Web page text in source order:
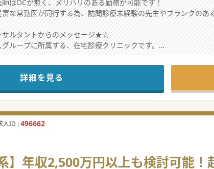
はOCが無く、メリハリのある勤務が可能です！
な常勤医が同行する為、訪問診療未経験の先生やブランクのあ
ルタントからのメッセージ★☆
グループに所属する、在宅診療クリニックです。
まだ数年ですが、グループ内で蓄積されたノウハウをもとに、右
制も充実していますので、ドライバーと看護師が同行し、医師
OC・当直がありませんので、QOLを求める先生にもおすすめです。
らは徒歩6分の好立地で、ストレス無く通勤できます。
てくださる先生からのご応募を、お待ちしております！
#秋入職可
詳細を見る
人ID :496662
】年収2,500万円以上も検討可能